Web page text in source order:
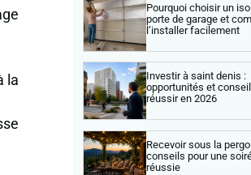
la
Pourquoi choisir un
porte de garage et
l’installer facilement
Investir à saint denis :
opportunités et
réussir en 2026
Recevoir sous la
conseils pour une
réussie